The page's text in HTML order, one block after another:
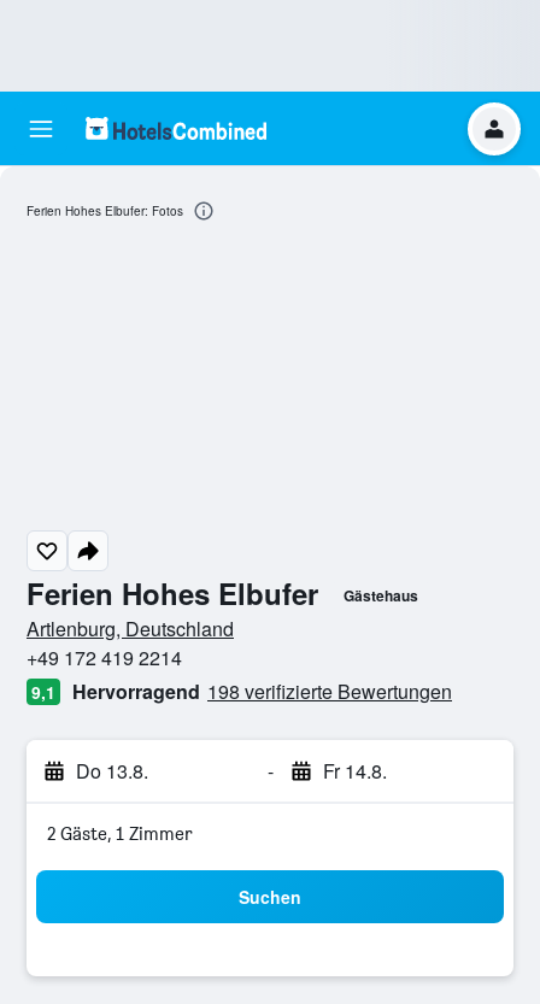
Ferien Hohes Elbufer Gästehaus
Bewertungskategorie 0
Artlenburg, Deutschland
+49 172 419 2214
9,1 Hervorragend 198 verifizierte Bewertungen
Do 13.8. - Fr 14.8.
2 Gäste, 1 Zimmer
Suchen
Ferien Hohes Elbufer: Fotos